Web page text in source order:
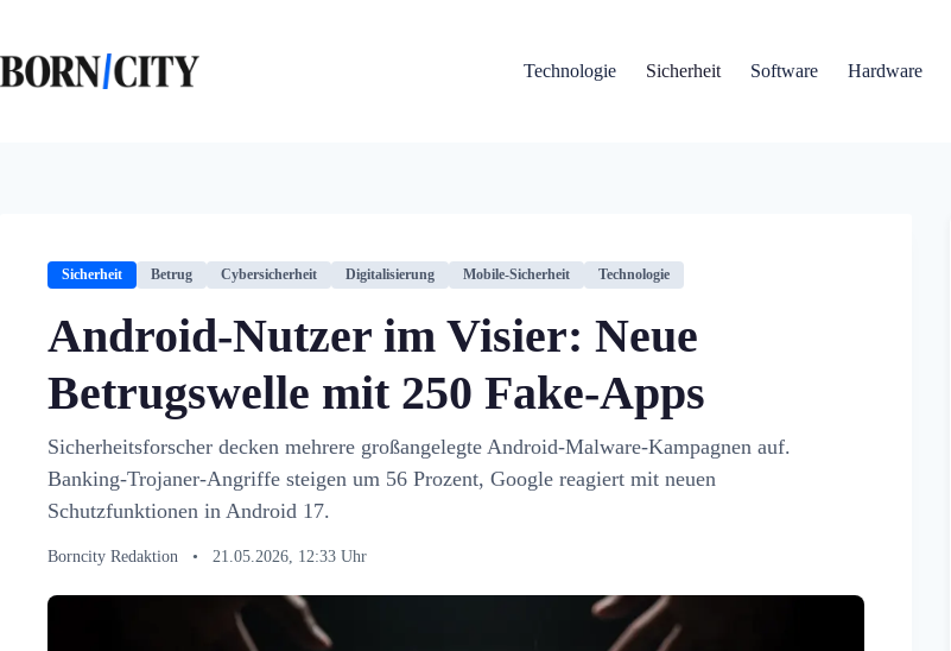
springen
Technologie
Sicherheit Software Hardware
Sicherheit Betrug Cybersicherheit Digitalisierung Mobile-Sicherheit Technologie
Android-Nutzer im Visier: Neue
Betrugswelle mit 250 Fake-Apps
Sicherheitsforscher decken mehrere großangelegte Android-Malware-Kampagnen auf.
Banking-Trojaner-Angriffe steigen um 56 Prozent, Google reagiert mit neuen
Schutzfunktionen in Android 17.
Borncity Redaktion • 21.05.2026, 12:33 Uhr